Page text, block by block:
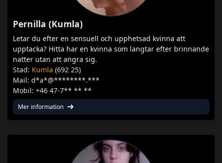
Pernilla (Kumla)
Letar du efter en sensuell och upphetsad kvinna att
upptacka? Hitta har en kvinna som langtar efter brinnande
natter utan att angra sig.
Stad: Kumla (692 25)
Mail: d*a*@********.***
Mobil: +46 47-7** ** **
Mer information